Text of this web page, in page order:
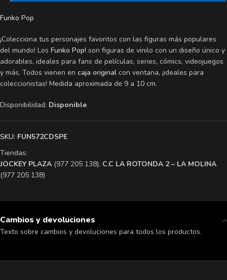
Funko Pop
¡Colecciona tus personajes favoritos con las figuras más populares
del mundo! Los Funko Pop! son figuras de vinilo con un diseño único y
adorables, ideales para fans de películas, series, cómics, videojuegos
y más, Todos vienen en caja original con ventana, ¡ideales para
coleccionistas! Medida aproximada de 9 a 10 cm.
Disponibilidad: Disponible
SKU: FUN572CDSPE
Tiendas:
​JOCKEY PLAZA (977 205 138), ​C.C LA ROTONDA 2 – LA MOLINA
(977 205 138)
Cambios y devoluciones
Texto sobre cambios y devoluciones para todos los productos.